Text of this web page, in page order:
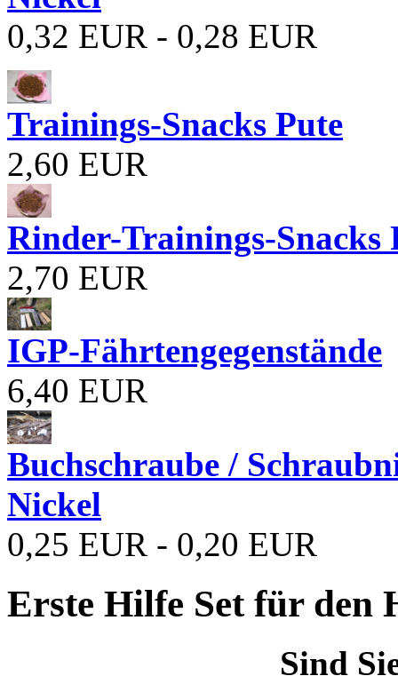
0,32 EUR - 0,28 EUR
Trainings-Snacks Pute
2,60 EUR
Rinder-Trainings-Snacks
2,70 EUR
IGP-Fährtengegenstände
6,40 EUR
Buchschraube /
Nickel
0,25 EUR - 0,20 EUR
Erste Hilfe Set für den
Sind